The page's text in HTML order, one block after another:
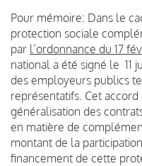
Pour mémoire: Dans le
protection sociale
par l’ordonnance du 17
national a été signé le 11
des employeurs publics
représentatifs. Cet
généralisation des
en matière de
montant de la
financement de cette